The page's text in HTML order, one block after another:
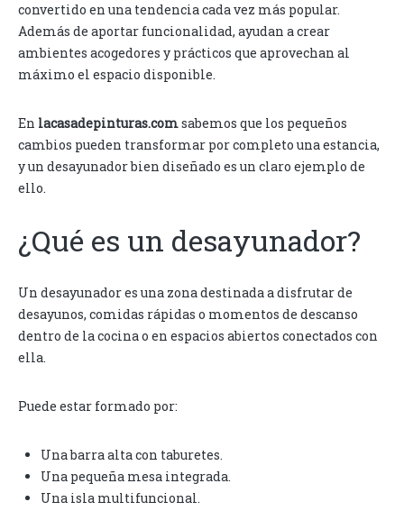
convertido en una tendencia cada vez más popular.
Además de aportar funcionalidad, ayudan a crear
ambientes acogedores y prácticos que aprovechan al
máximo el espacio disponible.
En lacasadepinturas.comsabemos que los pequeños
cambios pueden transformar por completo una estancia,
y un desayunador bien diseñado es un claro ejemplo de
ello.
¿Qué es un desayunador?
Un desayunador es una zona destinada a disfrutar de
desayunos, comidas rápidas o momentos de descanso
dentro de la cocina o en espacios abiertos conectados con
ella.
Puede estar formado por:
Una barra alta con taburetes.
Una pequeña mesa integrada.
Una isla multifuncional.